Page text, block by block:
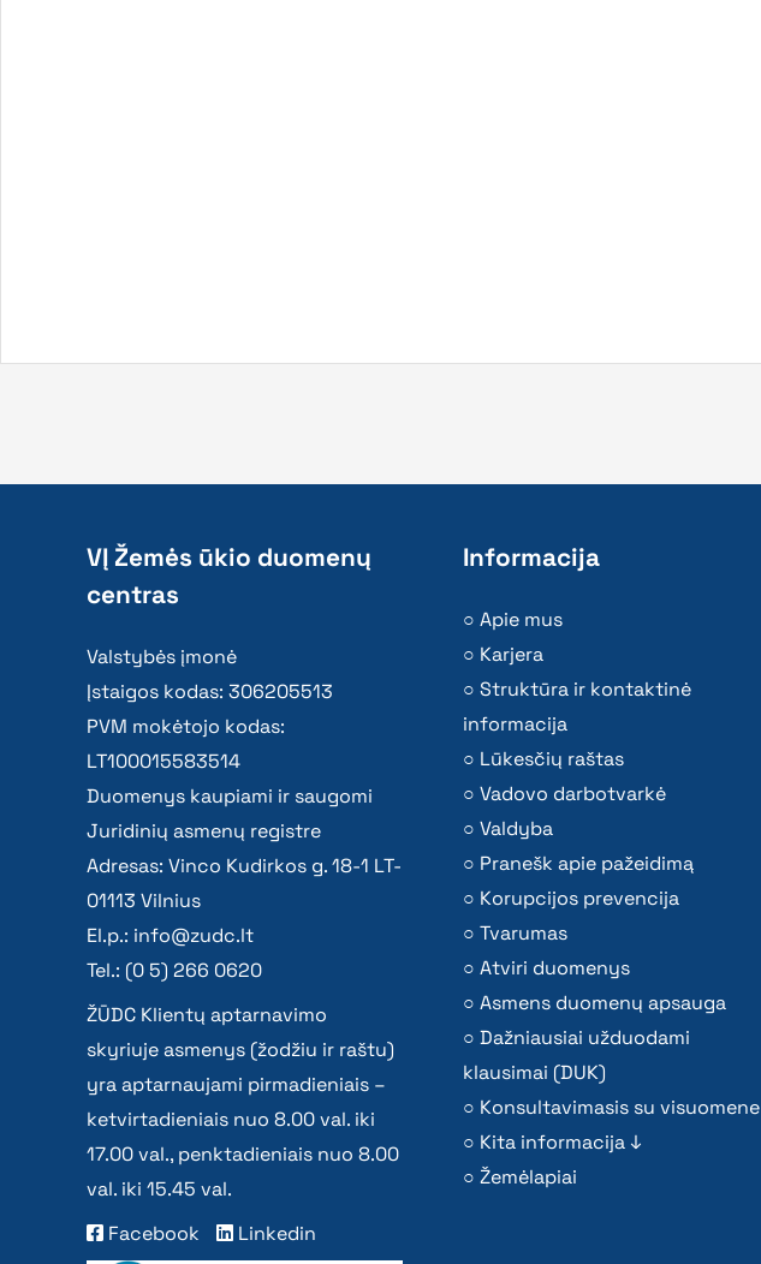
VĮ Žemės ūkio duomenų
centras
Valstybės įmonė
Įstaigos kodas: 306205513
PVM mokėtojo kodas:
LT100015583514
Duomenys kaupiami ir saugomi
Juridinių asmenų registre
Adresas: Vinco Kudirkos g. 18-1 LT-
01113 Vilnius
El.p.: info@zudc.lt
Tel.: (0 5) 266 0620
ŽŪDC Klientų aptarnavimo
skyriuje asmenys (žodžiu ir raštu)
yra aptarnaujami pirmadieniais –
ketvirtadieniais nuo 8.00 val. iki
17.00 val., penktadieniais nuo 8.00
val. iki 15.45 val.
Facebook
Linkedin
Informacija
Apie mus
Karjera
Struktūra ir kontaktinė
informacija
Lūkesčių raštas
Vadovo darbotvarkė
Valdyba
Pranešk apie pažeidimą
Korupcijos prevencija
Tvarumas
Atviri duomenys
Asmens duomenų apsauga
Dažniausiai užduodami
klausimai (DUK)
Konsultavimasis su visuomene
Kita informacija ↓
Žemėlapiai